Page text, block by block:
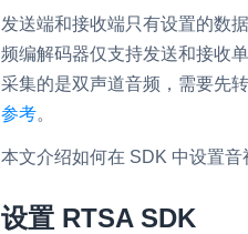
对话式 AI 引擎 NEW
突破传统文字交互模式，与
真、自然流畅的实时语音对
集成实时通信技术，实现更
频互动功能、更大的可扩展
发送端和接收端只有设置的数
频编解码器仅支持发送和接收
采集的是双声道音频，需要先
参考。
本文介绍如何在 SDK 中设置音
设置 RTSA SDK